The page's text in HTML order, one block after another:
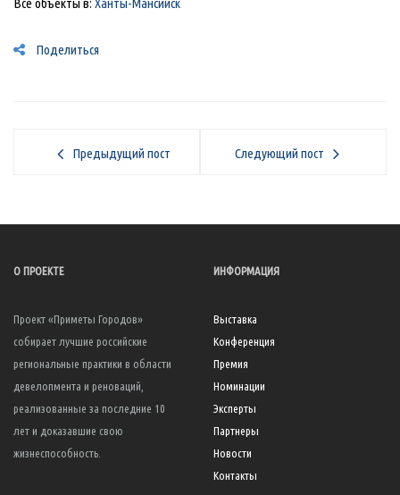
Все объекты в: Ханты-Мансийск
Поделиться
Предыдущий пост Следующий пост
О ПРОЕКТЕ
Проект «Приметы Городов»
собирает лучшие российские
региональные практики в области
девелопмента и реноваций,
реализованные за последние 10
лет и доказавшие свою
жизнеспособность.
ИНФОРМАЦИЯ
Выставка
Конференция
Премия
Номинации
Эксперты
Партнеры
Новости
Контакты